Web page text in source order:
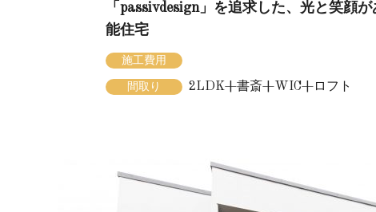
「passivdesign」を追求した、光と笑顔
能住宅
施工費用
間取り 2LDK+書斎+WIC+ロフト